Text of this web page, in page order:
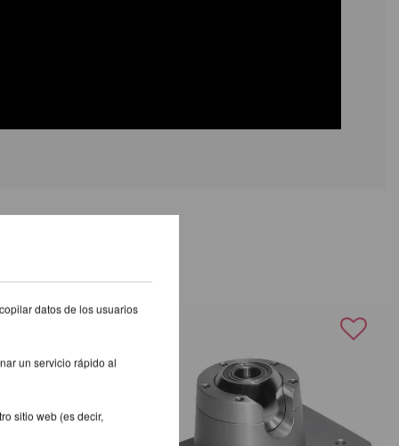
datos de los usuarios
un servicio rápido al
sitio web (es decir,